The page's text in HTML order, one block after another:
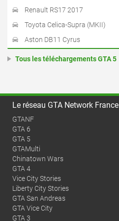
Renault RS17 2017
Toyota Celica-Supra (MKII)
Aston DB11 Cyrus
Tous les téléchargements GTA 5
Le réseau GTA Network France
GTANF
GTA 6
GTA 5
GTAMulti
Chinatown Wars
GTA 4
Vice City Stories
Liberty City Stories
GTA San Andreas
GTA Vice City
GTA 3